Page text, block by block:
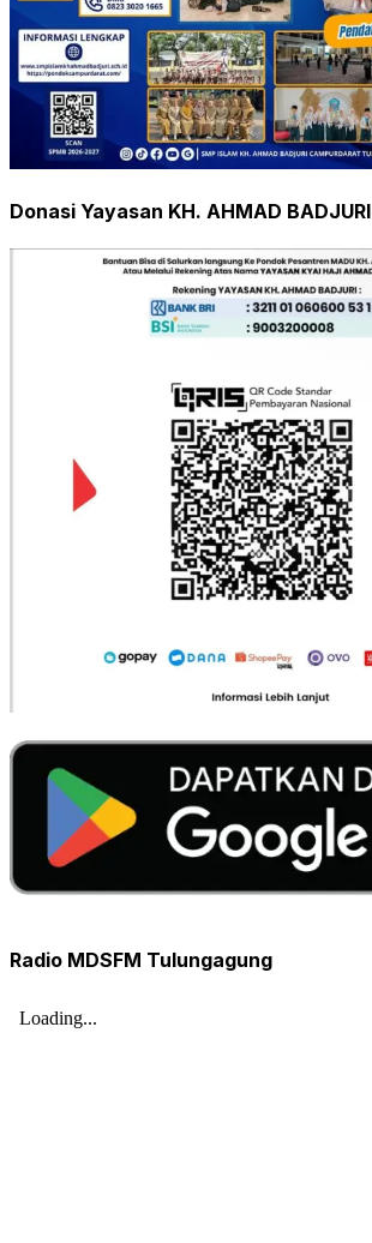
Donasi Yayasan KH. AHMAD BADJURI
Radio MDSFM Tulungagung